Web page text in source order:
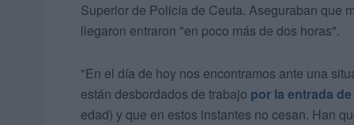
Superior de Policía de Ceuta. Aseguraban que
llegaron entraron "en poco más de dos horas".
"En el día de hoy nos encontramos ante una
están desbordados de trabajo por la entrada
edad) y que en estos instantes no cesan. Han